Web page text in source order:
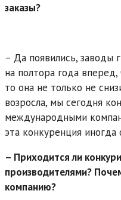
заказы?
– Да появились, заводы
на полтора года
то она не только не
возросла, мы сегодня
международными
эта конкуренция иногда
– Приходится ли
производителями?
компанию?